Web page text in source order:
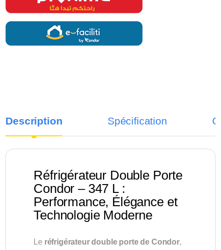
Description Spécification
Réfrigérateur Double Porte
Condor – 347 L :
Performance, Élégance et
Technologie Moderne
Le réfrigérateur double porte de Condor,